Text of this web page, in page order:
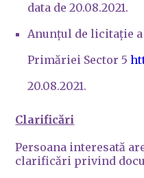
data de 20.08.2021.
Anunțul de licitație
Primăriei Sector 5
20.08.2021.
Clarificări
Persoana interesată
clarificări privind